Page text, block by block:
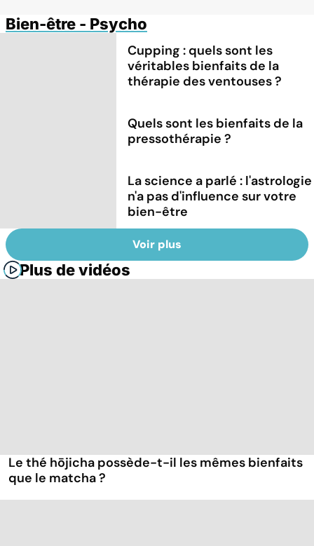
Bien-être - Psycho
Cupping : quels sont les
véritables bienfaits de la
thérapie des ventouses ?
Quels sont les bienfaits de la
pressothérapie ?
La science a parlé : l'astrologie
n'a pas d'influence sur votre
bien-être
Voir plus
Plus de vidéos
Le thé hōjicha possède-t-il les mêmes bienfaits
que le matcha ?